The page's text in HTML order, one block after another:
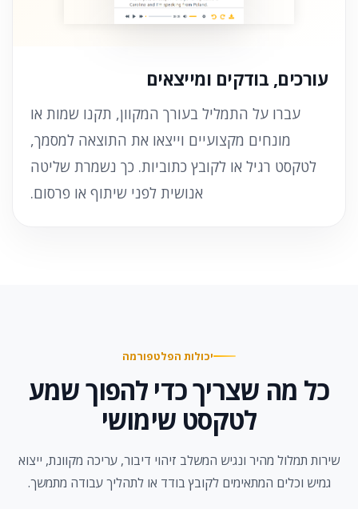
עורכים, בודקים ומייצאים
עברו על התמליל בעורך המקוון, תקנו שמות או
מונחים מקצועיים וייצאו את התוצאה למסמך,
לטקסט רגיל או לקובץ כתוביות. כך נשמרת שליטה
אנושית לפני שיתוף או פרסום.
יכולות הפלטפורמה
כל מה שצריך כדי להפוך שמע
לטקסט שימושי
שירות תמלול מהיר ונגיש המשלב זיהוי דיבור, עריכה מקוונת, ייצוא
גמיש וכלים המתאימים לקובץ בודד או לתהליך עבודה מתמשך.